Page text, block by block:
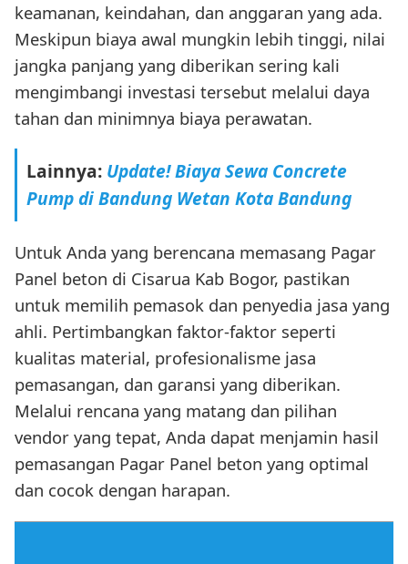
keamanan, keindahan, dan anggaran yang ada.
Meskipun biaya awal mungkin lebih tinggi, nilai
jangka panjang yang diberikan sering kali
mengimbangi investasi tersebut melalui daya
tahan dan minimnya biaya perawatan.
Lainnya: Update! Biaya Sewa Concrete
Pump di Bandung Wetan Kota Bandung
Untuk Anda yang berencana memasang Pagar
Panel beton di Cisarua Kab Bogor, pastikan
untuk memilih pemasok dan penyedia jasa yang
ahli. Pertimbangkan faktor-faktor seperti
kualitas material, profesionalisme jasa
pemasangan, dan garansi yang diberikan.
Melalui rencana yang matang dan pilihan
vendor yang tepat, Anda dapat menjamin hasil
pemasangan Pagar Panel beton yang optimal
dan cocok dengan harapan.